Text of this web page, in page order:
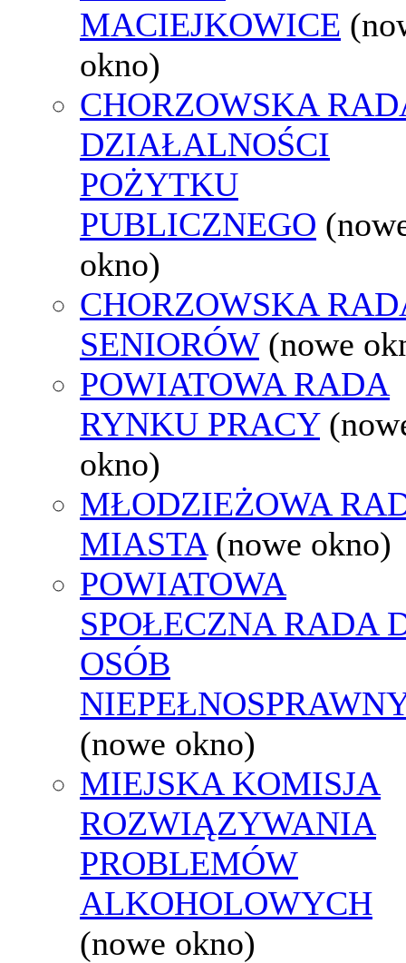
MACIEJKOWICE
okno)
CHORZOWSKA
DZIAŁALNOŚCI
POŻYTKU
PUBLICZNEGO
okno)
CHORZOWSKA
SENIORÓW (nowe
POWIATOWA RADA
RYNKU PRACY
okno)
MŁODZIEŻOWA
MIASTA (nowe okno)
POWIATOWA
SPOŁECZNA RADA
OSÓB
(nowe okno)
MIEJSKA KOMISJA
ROZWIĄZYWANIA
PROBLEMÓW
ALKOHOLOWYCH
(nowe okno)